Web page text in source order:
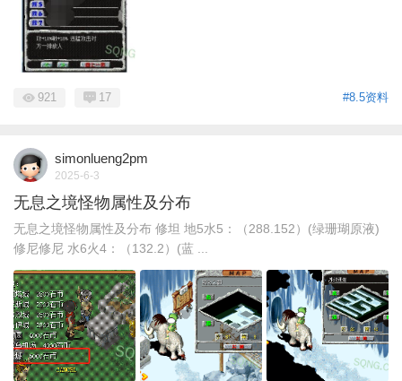
#8.5资料
921 17
simonlueng2pm
2025-6-3
无息之境怪物属性及分布
无息之境怪物属性及分布 修坦 地5水5：（288.152）(绿珊瑚原液)
修尼修尼 水6火4：（132.2）(蓝 ...